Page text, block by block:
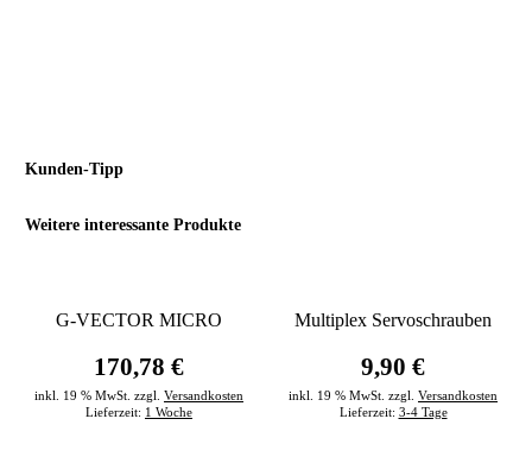
Kunden-Tipp
Weitere interessante Produkte
G-VECTOR MICRO
170,78 €
inkl. 19 % MwSt. zzgl. Versandkosten
Lieferzeit: 1 Woche
Multiplex Servoschrauben
9,90 €
inkl. 19 % MwSt. zzgl. Versandkosten
Lieferzeit: 3-4 Tage